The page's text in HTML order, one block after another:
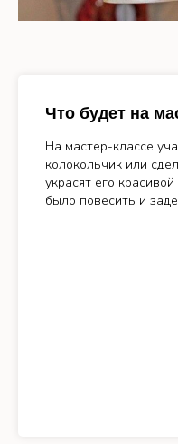
Что будет на
На мастер-классе
колокольчик или
украсят его
было повесить и